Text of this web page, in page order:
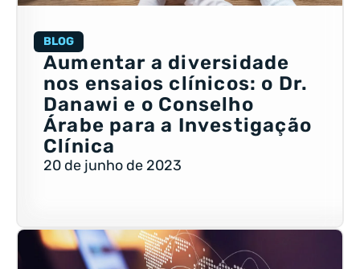
BLOG
Aumentar a diversidade
nos ensaios clínicos: o Dr.
Danawi e o Conselho
Árabe para a Investigação
Clínica
20 de junho de 2023